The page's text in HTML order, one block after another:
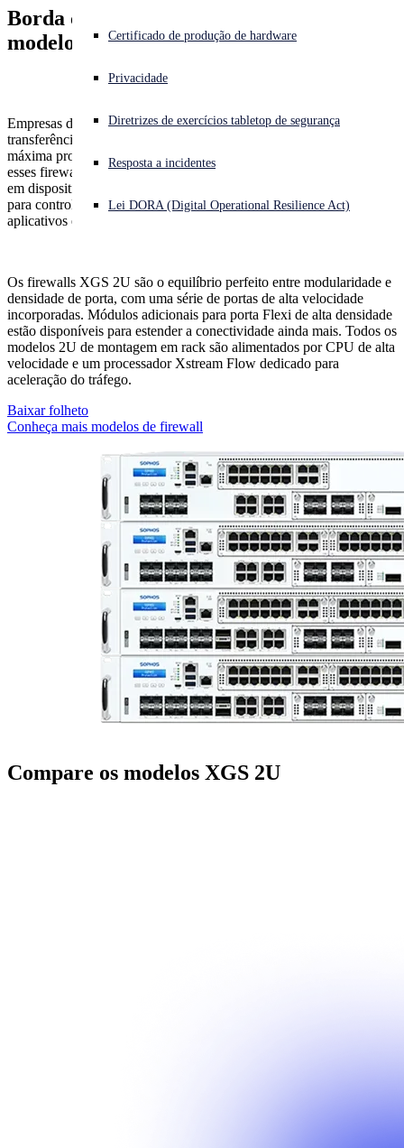
Enfrentando um ataque cibernético? Obtenha ajuda imediata
Iniciar sessão
Português (Brasil) Open language switcher
Certificado de produção de hardware
Privacidade
Diretrizes de exercícios tabletop de segurança
Resposta a incidentes
Lei DORA (Digital Operational Resilience Act)
Comparar modelos
Ecossistema
Central
Avaliação gratuita
Borda corporativa e educacional:
modelos 2U
Empresas distribuídas e em crescimento que exigem taxa de
transferência máxima para as redes mais complexas se beneficiam da
máxima proteção, desempenho e continuidade dos negócios com
esses firewalls Next-Gen. Os processadores Sophos Xstream Flow
em dispositivos XGS 2U oferecem aceleração de hardware dedicada
para controlar com facilidade uma proteção completa para os atuais
aplicativos e tráfego criptografados e hospedados na nuvem.
Os firewalls XGS 2U são o equilíbrio perfeito entre modularidade e
densidade de porta, com uma série de portas de alta velocidade
incorporadas. Módulos adicionais para porta Flexi de alta densidade
estão disponíveis para estender a conectividade ainda mais. Todos os
modelos 2U de montagem em rack são alimentados por CPU de alta
velocidade e um processador Xstream Flow dedicado para
aceleração do tráfego.
Baixar folheto
Conheça mais modelos de firewall
Compare os modelos XGS 2U